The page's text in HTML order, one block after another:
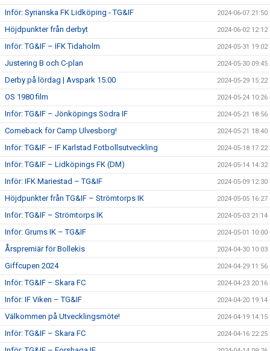
Inför: Syrianska FK Lidköping - TG&IF 2024-06-07 21:50
Höjdpunkter från derbyt 2024-06-02 12:12
Inför: TG&IF – IFK Tidaholm 2024-05-31 19:02
Justering B och C-plan 2024-05-30 09:45
Derby på lördag | Avspark 15.00 2024-05-29 15:22
OS 1980 film 2024-05-24 10:26
Inför: TG&IF – Jönköpings Södra IF 2024-05-21 18:56
Comeback för Camp Ulvesborg! 2024-05-21 18:40
Inför: TG&IF – IF Karlstad Fotbollsutveckling 2024-05-18 17:22
Inför: TG&IF – Lidköpings FK (DM) 2024-05-14 14:32
Inför: IFK Mariestad – TG&IF 2024-05-09 12:30
Höjdpunkter från TG&IF – Strömtorps IK 2024-05-05 16:27
Inför: TG&IF – Strömtorps IK 2024-05-03 21:14
Inför: Grums IK – TG&IF 2024-05-01 10:00
Årspremiär för Bollekis 2024-04-30 10:03
Giffcupen 2024 2024-04-29 11:56
Inför: TG&IF – Skara FC 2024-04-23 20:16
Inför: IF Viken – TG&IF 2024-04-20 19:14
Välkommen på Utvecklingsmöte! 2024-04-19 14:15
Inför: TG&IF – Skara FC 2024-04-16 22:25